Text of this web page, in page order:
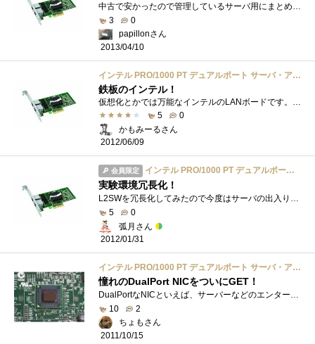
中古で安かったので管理しているサーバ用にまとめて購入。IntelGigabitETと違ってSR-IOVに対応していないため仮想環境に最適というわけでは無いが、...
3
0
papillonさん
2013/04/10
インテル PRO/1000 PT デュアルポート サーバ・アダプタ EXPI9402PT
鉄板のインテル！
5
0
かもみーるさん
2012/06/09
会員限定 インテル PRO/1000 PT デュアルポート サーバ・アダプタ EXPI9402PT
実験環境冗長化！
L2SWを冗長化してみたので今度はサーバの出入り口も冗長化そのために入手前に買っていたシングルポートのやつもあるんだけどストック用に保管�...
5
0
弧月さん
2012/01/31
インテル PRO/1000 PT デュアルポート サーバ・アダプタ EXPI9402PT
憧れのDualPort NICをついにGET！
DualPortなNICといえば、サーバーなどのエンタープライズユースの製品であり、価格的に手が届かない存在だったのですが…なんと4,000円を切る価格�...
10
2
ちょもさん
2011/10/15